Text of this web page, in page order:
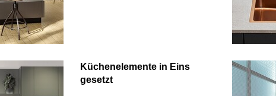
Küchenelemente in Eins
gesetzt